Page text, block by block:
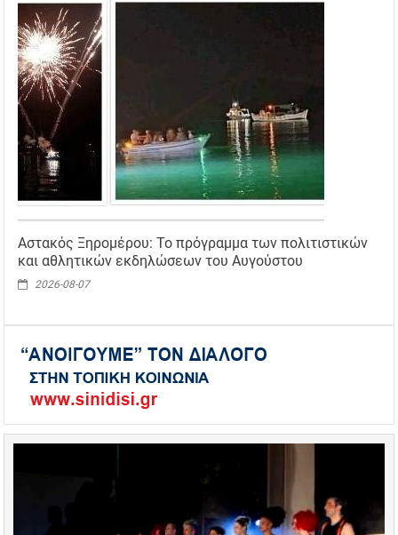
Αστακός Ξηρομέρου: Το πρόγραμμα των πολιτιστικών
και αθλητικών εκδηλώσεων του Αυγούστου
2026-08-07